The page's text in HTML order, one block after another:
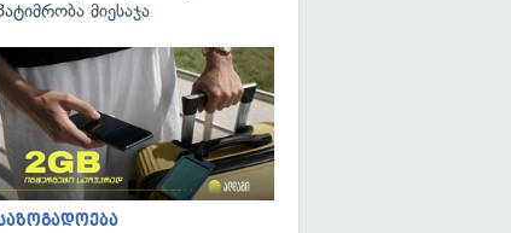
მიესაჯა